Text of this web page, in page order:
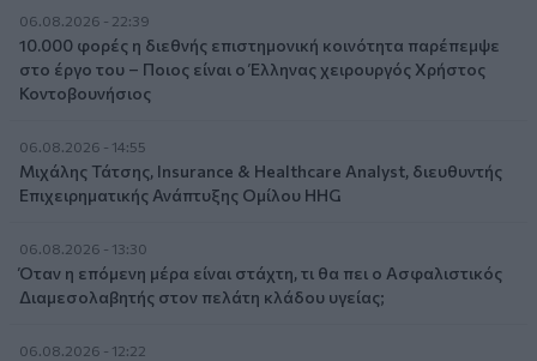
06.08.2026 - 22:39
10.000 φορές η διεθνής επιστημονική κοινότητα παρέπεμψε
στο έργο του – Ποιος είναι ο Έλληνας χειρουργός Χρήστος
Κοντοβουνήσιος
06.08.2026 - 14:55
Μιχάλης Τάτσης, Insurance & Healthcare Analyst, διευθυντής
Επιχειρηματικής Ανάπτυξης Ομίλου HHG
06.08.2026 - 13:30
Όταν η επόμενη μέρα είναι στάχτη, τι θα πει ο Ασφαλιστικός
Διαμεσολαβητής στον πελάτη κλάδου υγείας;
06.08.2026 - 12:22